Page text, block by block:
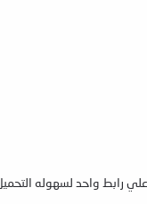
رابط واحد لسهوله